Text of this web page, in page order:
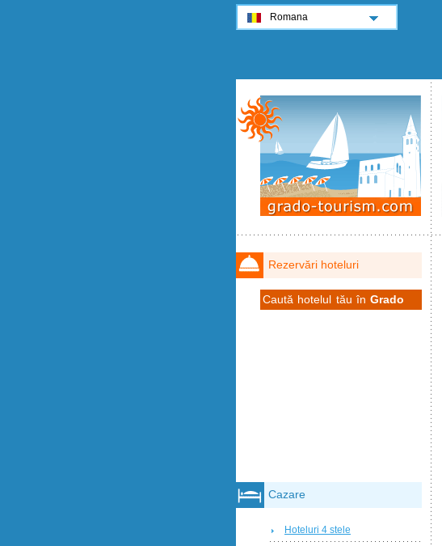
Rezervări hoteluri
Caută hotelul tău înGrado
Cazare
Hoteluri 4 stele
Romana